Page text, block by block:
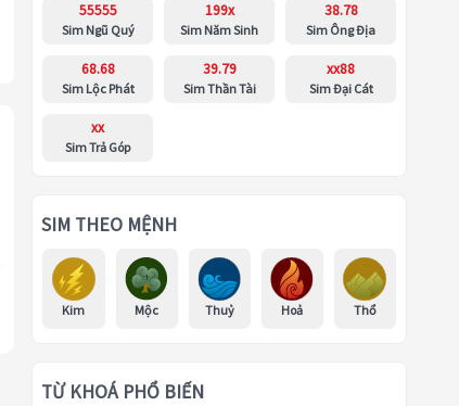
55555
Sim Ngũ Quý
199x
Sim Năm Sinh
38.78
Sim Ông Địa
68.68
Sim Lộc Phát
39.79
Sim Thần Tài
xx88
Sim Đại Cát
xx
Sim Trả Góp
SIM THEO MỆNH
Kim Mộc Thuỷ Hoả Thổ
TỪ KHOÁ PHỔ BIẾN